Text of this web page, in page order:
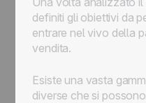
definiti gli obiettivi da
entrare nel vivo della
vendita.
Esiste una vasta
diverse che si